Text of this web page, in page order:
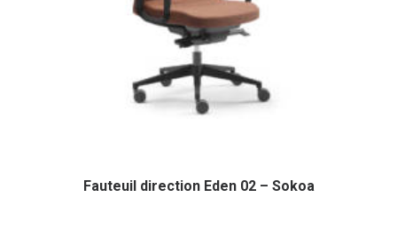
Fauteuil direction Eden 02 – Sokoa